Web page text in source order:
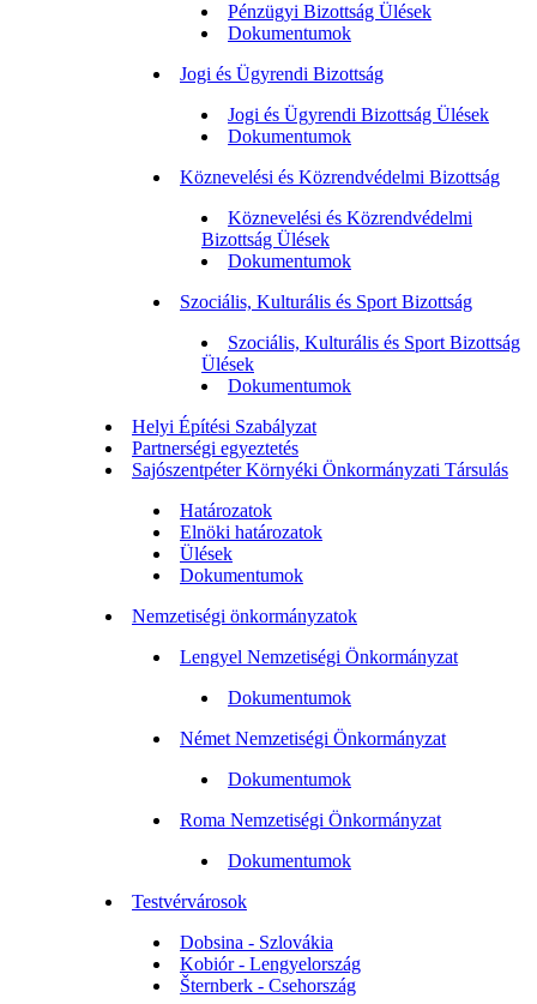
Pénzügyi Bizottság Ülések
Dokumentumok
Jogi és Ügyrendi Bizottság
Jogi és Ügyrendi Bizottság Ülések
Dokumentumok
Köznevelési és Közrendvédelmi Bizottság
Köznevelési és Közrendvédelmi
Bizottság Ülések
Dokumentumok
Szociális, Kulturális és Sport Bizottság
Szociális, Kulturális és Sport Bizottság
Ülések
Dokumentumok
Helyi Építési Szabályzat
Partnerségi egyeztetés
Sajószentpéter Környéki Önkormányzati Társulás
Határozatok
Elnöki határozatok
Ülések
Dokumentumok
Nemzetiségi önkormányzatok
Lengyel Nemzetiségi Önkormányzat
Dokumentumok
Német Nemzetiségi Önkormányzat
Dokumentumok
Roma Nemzetiségi Önkormányzat
Dokumentumok
Testvérvárosok
Dobsina - Szlovákia
Kobiór - Lengyelország
Šternberk - Csehország